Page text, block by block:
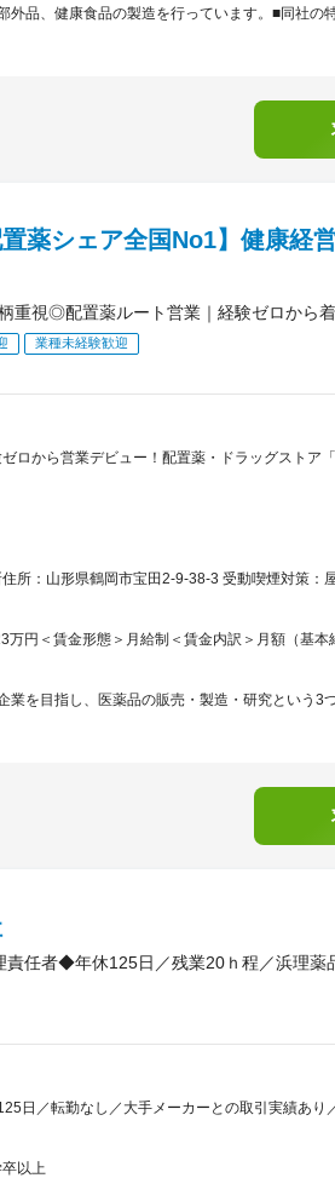
外品、健康食品の製造を行っています。■同社の
薬シェア全国No1】健康経
重視◎配置薬ルート営業｜経験ゼロから
業種未経験歓迎
ゼロから営業デビュー！配置薬・ドラッグスト
所：山形県鶴岡市宝田2-9-38-3 受動喫煙対策：
万円＜賃金形態＞月給制＜賃金内訳＞月額（基
業を目指し、医薬品の販売・製造・研究という
責任者◆年休125日／残業20ｈ程／浜理薬
日／転勤なし／大手メーカーとの取引実績あ
以上